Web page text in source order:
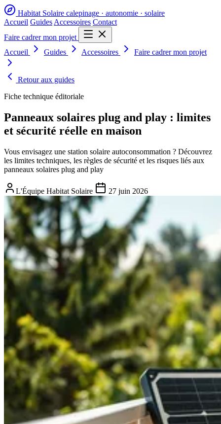
Habitat Solaire calepinage · autonomie · solaire
Accueil Guides Accessoires Contact
Faire cadrer mon projet
Accueil
Guides Accessoires Faire cadrer mon projet
Retour aux guides
Fiche technique éditoriale
Panneaux solaires plug and play : limites
et sécurité réelle en maison
Vous envisagez une station solaire autoconsommation ? Découvrez
les limites techniques, les règles de sécurité et les risques liés aux
panneaux solaires plug and play
L'Équipe Habitat Solaire 27 juin 2026